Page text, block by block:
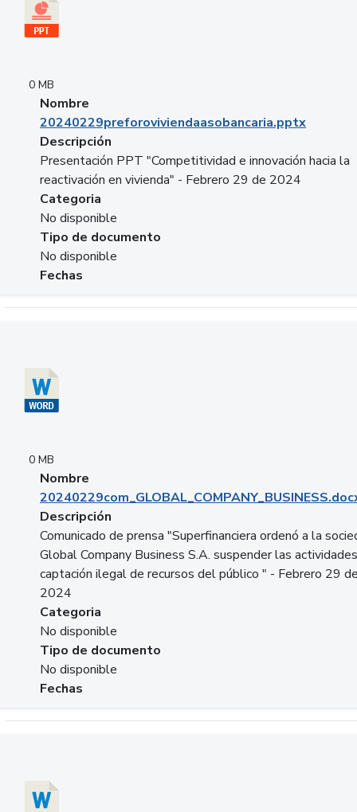
0 MB
Nombre
20240229preforoviviendaasobancaria.pptx
Descripción
Presentación PPT "Competitividad e innovación hacia la
reactivación en vivienda" - Febrero 29 de 2024
Categoria
No disponible
Tipo de documento
No disponible
Fechas
0 MB
Nombre
Descripción
Comunicado de prensa "Superfinanciera ordenó a la
Global Company Business S.A. suspender las
captación ilegal de recursos del público " - Febrero 29
2024
Categoria
No disponible
Tipo de documento
No disponible
Fechas